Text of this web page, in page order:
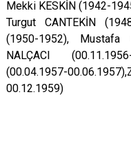
Mekki KESKİN (1942-
Turgut CANTEKİN
(1950-1952), Mustafa
NALÇACI
(00.04.1957-
00.12.1959)